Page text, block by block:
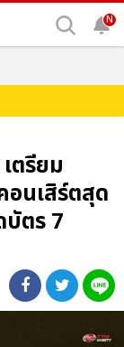
N
ตรียม
อนเสิร์ตสุด
ตร 7